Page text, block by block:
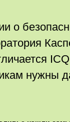
о
нужны